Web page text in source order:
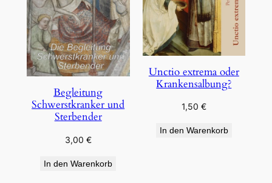
Begleitung
Schwerstkranker und
Sterbender
3,00 €
In den Warenkorb
Unctio extrema oder
Krankensalbung?
1,50 €
In den Warenkorb